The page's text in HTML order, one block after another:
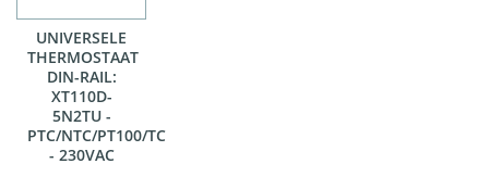
UNIVERSELE
THERMOSTAAT
DIN-RAIL:
XT110D-
5N2TU -
PTC/NTC/PT100/TC
- 230VAC